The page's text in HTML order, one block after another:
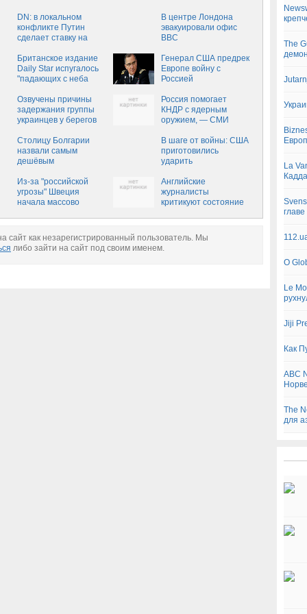
DN: в локальном
конфликте Путин
сделает ставку на
оружие
В центре Лондона
эвакуировали офис
BBC
Британское издание
Daily Star испугалось
"падающих с неба
Генерал США предрек
Европе войну с
Россией
Озвучены причины
задержания группы
украинцев у берегов
Россия помогает
КНДР с ядерным
оружием, — СМИ
Столицу Болгарии
назвали самым
дешёвым
в мире
В шаге от войны: США
приготовились
ударить
КНДР‍
Из-за "российской
угрозы" Швеция
начала массово
Английские
журналисты
критикуют состояние
как незарегистрированный пользователь. Мы
либо зайти на сайт под своим именем.
The
La
O
Le
Jiji
Как
ABC
The
для